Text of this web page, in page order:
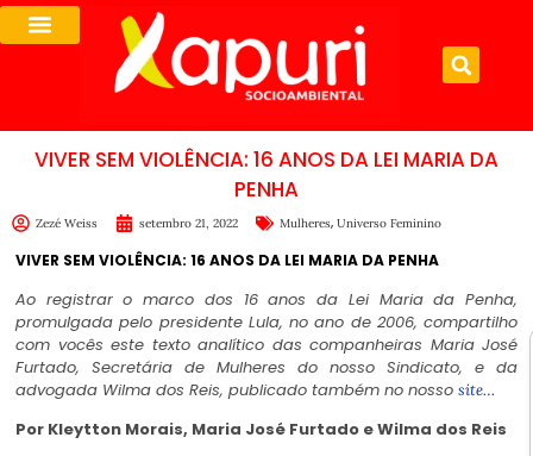
VIVER SEM VIOLÊNCIA: 16 ANOS DA LEI MARIA DA
PENHA
Zezé Weiss setembro 21, 2022 Mulheres, Universo Feminino
VIVER SEM VIOLÊNCIA: 16 ANOS DA LEI MARIA DA PENHA
Ao registrar o marco dos 16 anos da Lei Maria da Penha,
promulgada pelo presidente Lula, no ano de 2006, compartilho
com vocês este texto analítico das companheiras Maria José
Furtado, Secretária de Mulheres do nosso Sindicato, e da
advogada Wilma dos Reis, publicado também no nosso site…
Por Kleytton Morais, Maria José Furtado e Wilma dos Reis